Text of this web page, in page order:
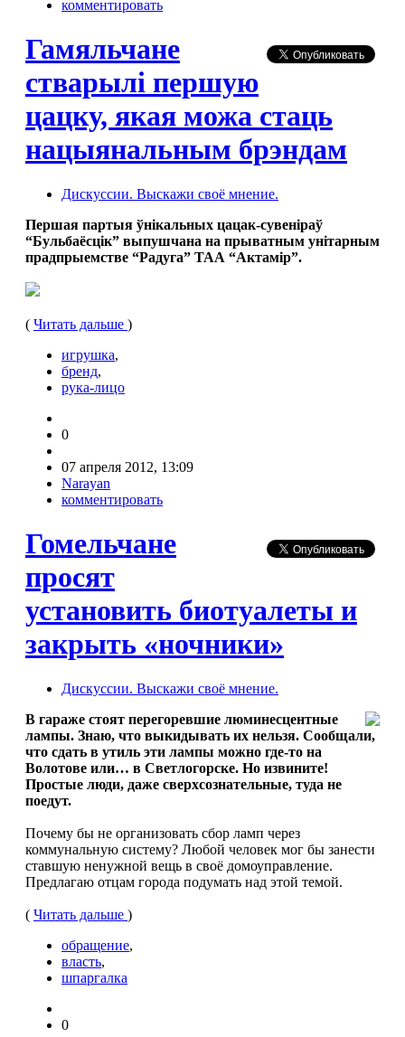
комментировать
Гамяльчане
стварылi першую
цацку, якая можа стаць
нацыянальным брэндам
Дискуссии. Выскажи своё мнение.
Першая партыя ўнікальных цацак-сувеніраў
“Бульбаёсцік” выпушчана на прыватным унітарным
прадпрыемстве “Радуга” ТАА “Актамір”.
( Читать дальше )
игрушка,
бренд,
рука-лицо
0
07 апреля 2012, 13:09
Narayan
комментировать
Гомельчане
просят
установить биотуалеты и
закрыть «ночники»
Дискуссии. Выскажи своё мнение.
В гараже стоят перегоревшие люминесцентные
лампы. Знаю, что выкидывать их нельзя. Сообщали,
что сдать в утиль эти лампы можно где-то на
Волотове или… в Светлогорске. Но извините!
Простые люди, даже сверхсознательные, туда не
поедут.
Почему бы не организовать сбор ламп через
коммунальную систему? Любой человек мог бы занести
ставшую ненужной вещь в своё домоуправление.
Предлагаю отцам города подумать над этой темой.
( Читать дальше )
обращение,
власть,
шпаргалка
0